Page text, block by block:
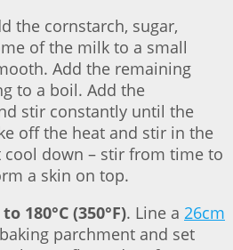
the cornstarch, sugar,
of the milk to a small
Add the remaining
to a boil. Add the
stir constantly until the
off the heat and stir in the
cool down – stir from time to
a skin on top.
180°C (350°F). Line a 26cm
parchment and set